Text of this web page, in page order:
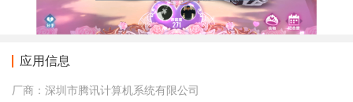
应用信息
厂商： 深圳市腾讯计算机系统有限公司